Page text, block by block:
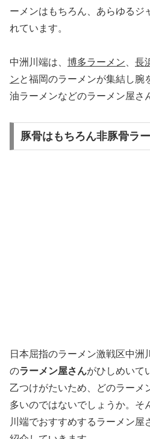
ーメンはもちろん、あらゆるジ
れています。
中洲川端は、 博多ラーメン、 長
ンと福岡のラーメンが集結し腕
油ラーメンなどのラーメン屋さ
豚骨はもちろん非豚骨ラ
日本屈指のラーメン激戦区中洲
のラーメン屋さんがひしめいて
乙つけがたいため、どのラーメ
多いのではないでしょうか。そ
川端でおすすめするラーメン屋